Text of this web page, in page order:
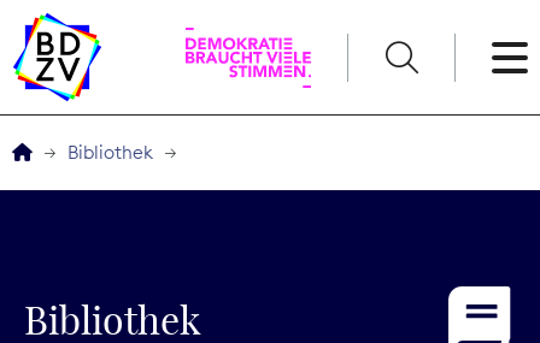
Service
Bibliothek
Bibliothek